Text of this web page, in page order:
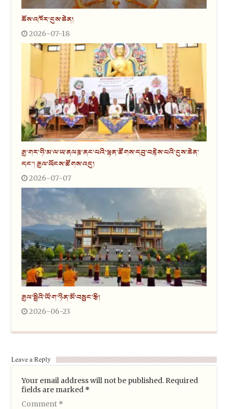
ཆོས་འཁོར་དུས་ཆེན།
2026-07-18
རྒྱ་གར་ཧི་མ་ལ་ཡ་ནལཎྜ་ནང་པའི་ལྷན་ཚོགས་དབུ་བརྙེས་པའི་དུས་ཆེན་
དང་། རྒྱལ་ཡོངས་ཚོགས་འདུ།
2026-07-07
རྒྱལ་སྤྱིའི་ཡོ་ག་ཉིན་མོ་བསྲུང་རྩི།
2026-06-23
Leave a Reply
Your email address will not be published. Required
fields are marked *
Comment *